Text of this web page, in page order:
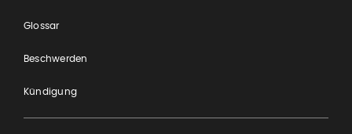
Glossar
Beschwerden
Kündigung